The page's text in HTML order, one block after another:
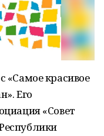
«Самое красивое
Его
«Совет